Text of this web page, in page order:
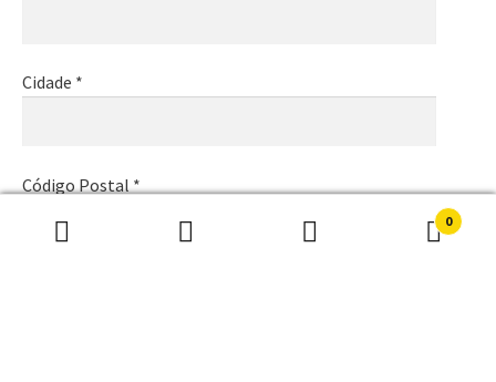
Pesquisar
Pesquisa
0
Cidade *
Código Postal *